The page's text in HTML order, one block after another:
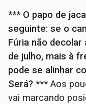
*** O papo de
seguinte: se o
Fúria não
de julho, mais à
pode se alinhar
Será? ***Aos
vai marcando